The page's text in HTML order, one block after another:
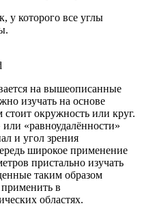
у которого все углы
на вышеописанные
изучать на основе
окружность или круг.
или «равноудалённости»
и угол зрения
широкое применение
пристально изучать
таким образом
в
областях.